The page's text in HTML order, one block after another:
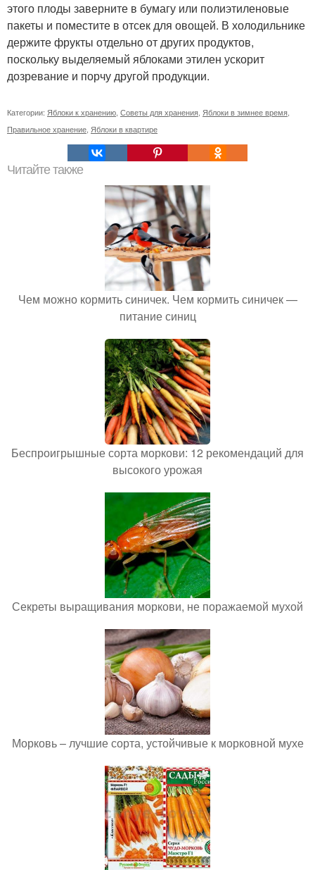
этого плоды заверните в бумагу или полиэтиленовые
пакеты и поместите в отсек для овощей. В холодильнике
держите фрукты отдельно от других продуктов,
поскольку выделяемый яблоками этилен ускорит
дозревание и порчу другой продукции.
Категории: Яблоки к хранению Советы для хранения Яблоки в зимнее время
Правильное хранение Яблоки в квартире
Читайте также
Чем можно кормить синичек. Чем кормить синичек —
питание синиц
Беспроигрышные сорта моркови: 12 рекомендаций для
высокого урожая
Секреты выращивания моркови, не поражаемой мухой
Морковь – лучшие сорта, устойчивые к морковной мухе